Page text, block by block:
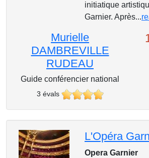
initiatique
Garnier. Après...
Murielle
DAMBREVILLE
RUDEAU
Guide conférencier national
3 évals
Opera Garnier